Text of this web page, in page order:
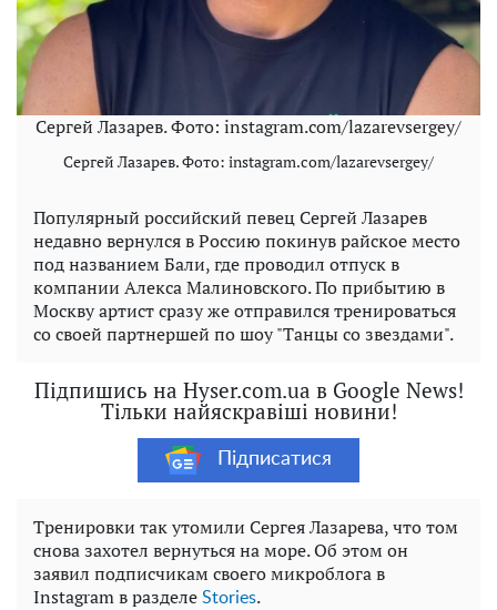
Сергей Лазарев. Фото: instagram.com/lazarevsergey/
Сергей Лазарев. Фото: instagram.com/lazarevsergey/
Популярный российский певец Сергей Лазарев
недавно вернулся в Россию покинув райское место
под названием Бали, где проводил отпуск в
компании Алекса Малиновского. По прибытию в
Москву артист сразу же отправился тренироваться
со своей партнершей по шоу "Танцы со звездами".
Підпишись на Hyser.com.ua в Google News!
Тільки найяскравіші новини!
Підписатися
Тренировки так утомили Сергея Лазарева, что том
снова захотел вернуться на море. Об этом он
заявил подписчикам своего микроблога в
Instagram в разделе Stories.